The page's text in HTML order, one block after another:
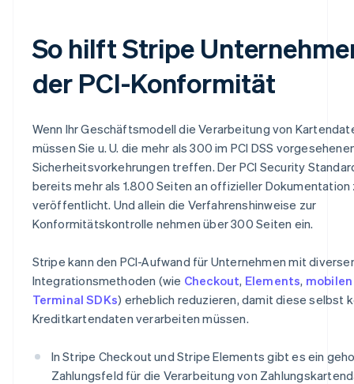
So hilft Stripe
der PCI-Konformität
Wenn Ihr Geschäftsmodell die Verarbeitung von
müssen Sie u. U. die mehr als 300 im PCI DSS
Sicherheitsvorkehrungen treffen. Der PCI Security
bereits mehr als 1.800 Seiten an offizieller Dokumentation
veröffentlicht. Und allein die Verfahrenshinweise zur
Konformitätskontrolle nehmen über 300 Seiten ein.
Stripe kann den PCI-Aufwand für Unternehmen mit
Integrationsmethoden (wie Checkout, Elements,
Terminal SDKs) erheblich reduzieren, damit diese selbst
Kreditkartendaten verarbeiten müssen.
In Stripe Checkout und Stripe Elements gibt es ein
Zahlungsfeld für die Verarbeitung von